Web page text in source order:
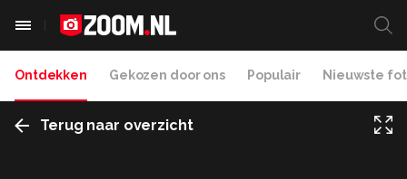
Ontdekken Gekozen door ons Populair Nieuwste
Terug naar overzicht